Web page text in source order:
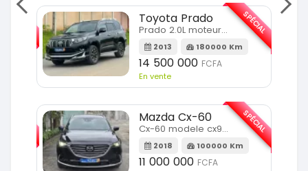
SPÉCIAL Toyota Prado
Prado 2.0L moteur d4d
2013 180000 Km
14 500 000 FCFA
En vente
SPÉCIAL
Mazda Cx-60
Cx-60 modele cx9 full option
2018 100000 Km
11 000 000 FCFA
SPÉCIAL